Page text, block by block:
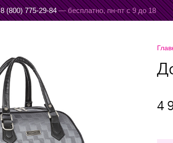
8 (800) 775-29-84 — бесплатно, пн-пт с 9 до 18
4